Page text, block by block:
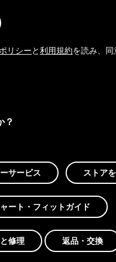
リシーと利用規約を読み、
？
サービス ストア
ート・フィットガイド
修理 返品・交換